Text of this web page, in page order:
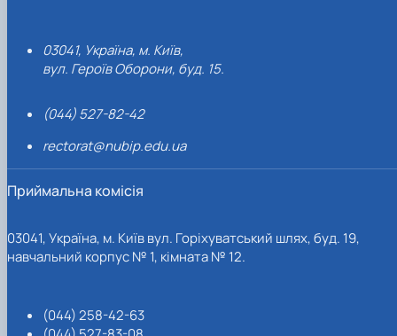
03041, Україна, м. Київ,
вул. Героїв Оборони, буд. 15.
(044) 527-82-42
rectorat@nubip.edu.ua
Приймальна комісія
03041, Україна, м. Київ вул. Горіхуватський шлях, буд. 19,
навчальний корпус № 1, кімната № 12.
(044) 258-42-63